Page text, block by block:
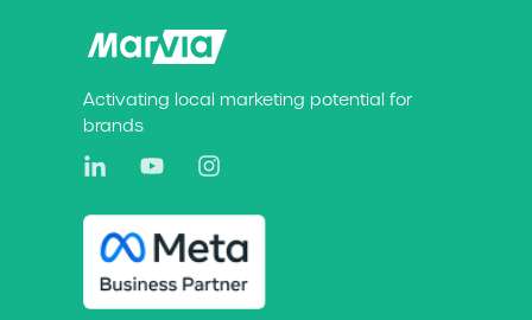
Activating local marketing potential for
brands